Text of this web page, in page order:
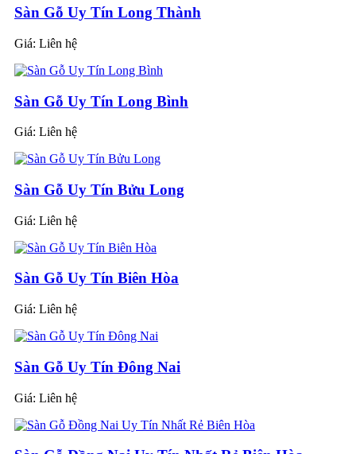
Sàn Gỗ Uy Tín Long Thành
Giá: Liên hệ
Sàn Gỗ Uy Tín Long Bình
Giá: Liên hệ
Sàn Gỗ Uy Tín Bửu Long
Giá: Liên hệ
Sàn Gỗ Uy Tín Biên Hòa
Giá: Liên hệ
Sàn Gỗ Uy Tín Đông Nai
Giá: Liên hệ